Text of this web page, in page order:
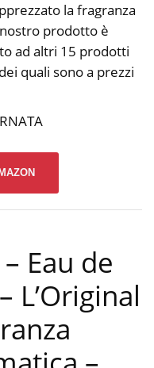
la fragranza
prodotto è
ad altri 15 prodotti
quali sono a prezzi
Eau de
L’Original